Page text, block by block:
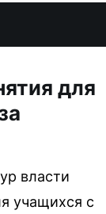
для
власти
учащихся с